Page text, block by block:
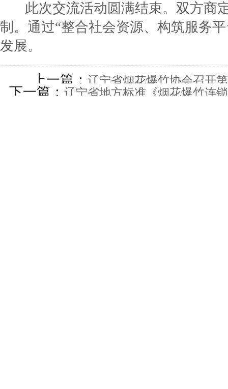
此次交流活动圆满结束。双方商
制。通过“整合社会资源、构筑服务
发展。
上一篇： 辽宁省烟花爆竹协会召开
下一篇： 辽宁省地方标准《烟花爆竹连